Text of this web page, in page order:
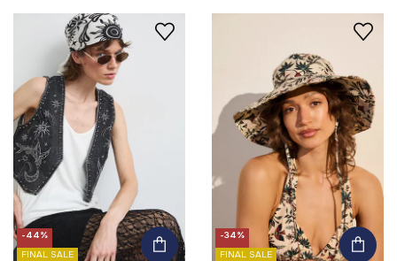
-44%
FINAL SALE
-34%
FINAL SALE